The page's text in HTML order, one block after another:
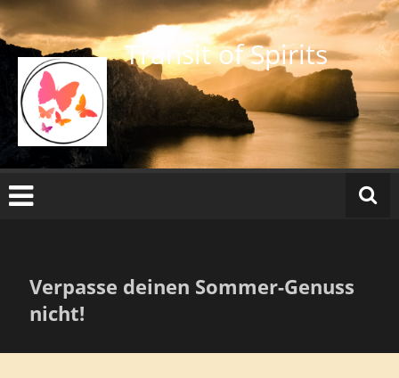
Zum
Inhalt
springen
Transit of Spirits
Verpasse deinen Sommer-Genuss
nicht!